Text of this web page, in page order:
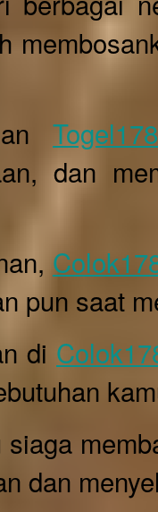
Togel178
dan
pun saat
di
dan